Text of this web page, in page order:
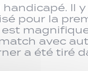
Il
pour la
avec
a été tiré